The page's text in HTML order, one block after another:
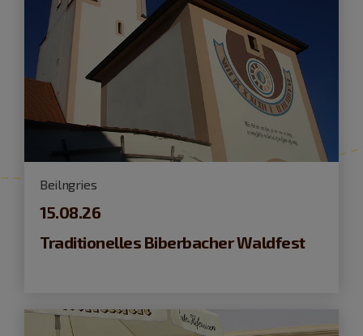
Beilngries
15.08.26
Traditionelles Biberbacher Waldfest